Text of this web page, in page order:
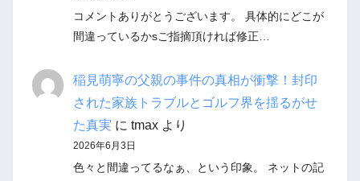
コメントありがとうございます。 具体的にどこが
間違っているかsご指摘頂ければ修正…
稲見萌寧の父親の事件の真相が衝撃！封印
された家族トラブルとゴルフ界を揺るがせ
た真実 に tmaxより
2026年6月3日
色々と間違ってるなぁ、という印象。 ネットの記